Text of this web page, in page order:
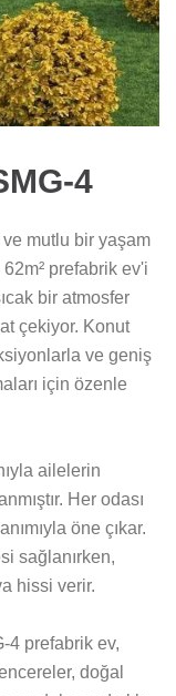
4
mutlu bir yaşam
prefabrik ev'i
bir atmosfer
çekiyor. Konut
ve geniş
için özenle
ailelerin
Her odası
öne çıkar.
sağlanırken,
hissi verir.
4 prefabrik ev,
doğal